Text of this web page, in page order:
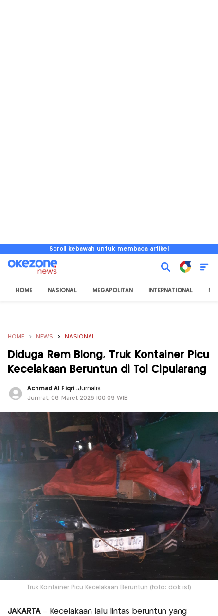
Scroll kebawah untuk membaca artikel
HOME NASIONAL MEGAPOLITAN INTERNATIONAL
HOME NEWS NASIONAL
Diduga Rem Blong, Truk Kontainer Picu
Kecelakaan Beruntun di Tol Cipularang
Achmad Al Fiqri ,Jurnalis
Jum'at, 06 Maret 2026 |00:09 WIB
Truk Kontainer Picu Kecelakaan Beruntun (foto: dok ist)
JAKARTA– Kecelakaan lalu lintas beruntun yang